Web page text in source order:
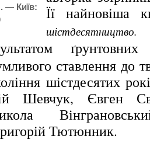
— Київ:
Її найновіша
ставлення до
шістдесятих
Шевчук, Євген
Тютюнник.